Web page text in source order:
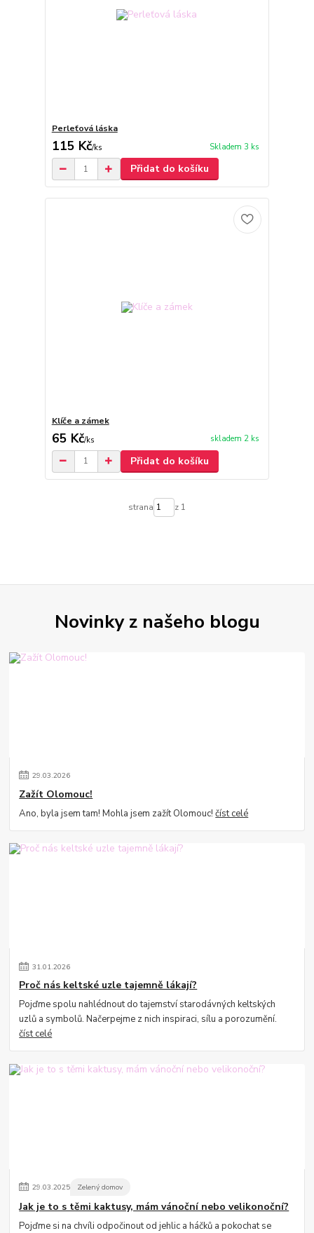
Perleťová láska
115 Kč/ks Skladem 3 ks
Přidat do košíku
Klíče a zámek
65 Kč/ks skladem 2 ks
Přidat do košíku
strana z 1
Novinky z našeho blogu
29.03.2026
Zažít Olomouc!
Ano, byla jsem tam! Mohla jsem zažít Olomouc!číst celé
31.01.2026
Proč nás keltské uzle tajemně lákají?
Pojďme spolu nahlédnout do tajemství starodávných keltských
uzlů a symbolů. Načerpejme z nich inspiraci, sílu a porozumění.
číst celé
29.03.2025 Zelený domov
Jak je to s těmi kaktusy, mám vánoční nebo velikonoční?
Pojďme si na chvíli odpočinout od jehlic a háčků a pokochat se